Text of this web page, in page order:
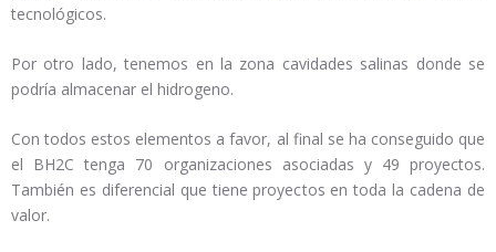
tecnológicos.
Por otro lado, tenemos en la zona cavidades salinas donde se
podría almacenar el hidrogeno.
Con todos estos elementos a favor, al final se ha conseguido que
el BH2C tenga 70 organizaciones asociadas y 49 proyectos.
También es diferencial que tiene proyectos en toda la cadena de
valor.